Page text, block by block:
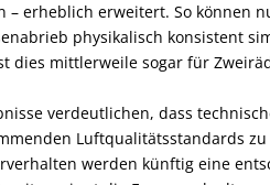
– erheblich erweitert. So können
physikalisch konsistent
dies mittlerweile sogar für
verdeutlichen, dass
Luftqualitätsstandards
werden künftig eine